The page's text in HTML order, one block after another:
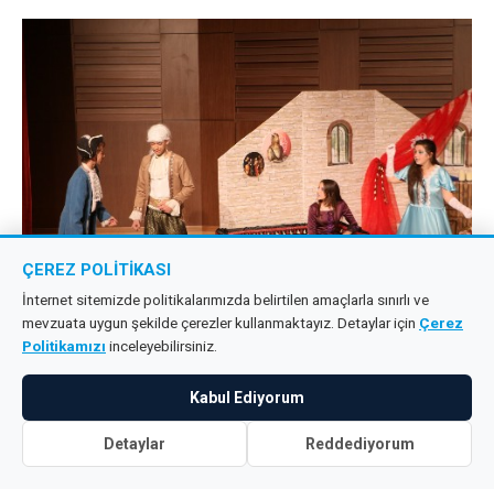
ÇEREZ POLITIKASI
İnternet sitemizde politikalarımızda belirtilen amaçlarla sınırlı ve
mevzuata uygun şekilde çerezler kullanmaktayız. Detaylar için Çerez
Politikamızı inceleyebilirsiniz.
Kabul Ediyorum
Detaylar Reddediyorum